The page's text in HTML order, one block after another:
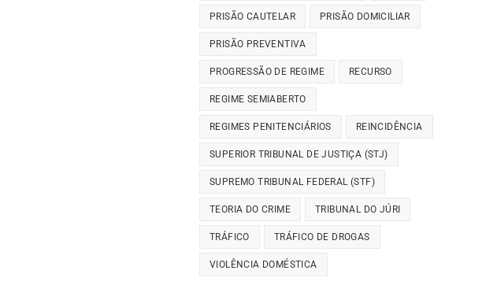
PRISÃO CAUTELAR PRISÃO DOMICILIAR
PRISÃO PREVENTIVA
PROGRESSÃO DE REGIME RECURSO
REGIME SEMIABERTO
REGIMES PENITENCIÁRIOS REINCIDÊNCIA
SUPERIOR TRIBUNAL DE JUSTIÇA (STJ)
SUPREMO TRIBUNAL FEDERAL (STF)
TEORIA DO CRIME TRIBUNAL DO JÚRI
TRÁFICO TRÁFICO DE DROGAS
VIOLÊNCIA DOMÉSTICA